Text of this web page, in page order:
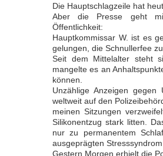
Die Hauptschlagzeile hat
Aber die Presse geht
Öffentlichkeit:
Hauptkommissar W. ist es
gelungen, die Schnullerfee
Seit dem Mittelalter steht
mangelte es an
können.
Unzählige Anzeigen
weltweit auf den
meinen Sitzungen
Silikonentzug stark litten.
nur zu permanentem
ausgeprägten
Gestern Morgen erhielt die